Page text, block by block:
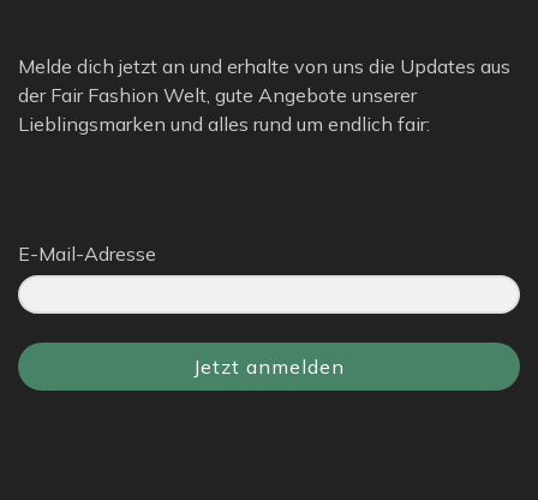
Melde dich jetzt an und erhalte von uns die Updates aus
der Fair Fashion Welt, gute Angebote unserer
Lieblingsmarken und alles rund um endlich fair:
E-Mail-Adresse
Jetzt anmelden